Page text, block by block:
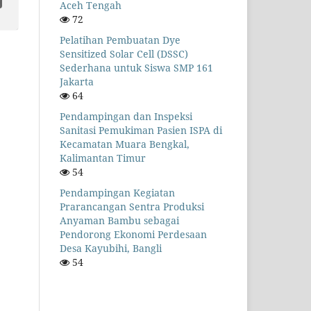
Aceh Tengah
72
Pelatihan Pembuatan Dye
Sensitized Solar Cell (DSSC)
Sederhana untuk Siswa SMP 161
Jakarta
64
Pendampingan dan Inspeksi
Sanitasi Pemukiman Pasien ISPA di
Kecamatan Muara Bengkal,
Kalimantan Timur
54
Pendampingan Kegiatan
Prarancangan Sentra Produksi
Anyaman Bambu sebagai
Pendorong Ekonomi Perdesaan
Desa Kayubihi, Bangli
54